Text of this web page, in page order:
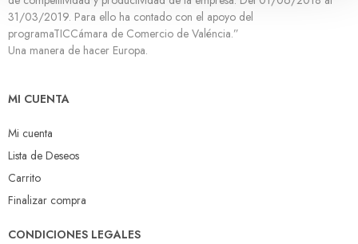
t
o
31/03/2019. Para ello ha contado con el apoyo del
programaTICCámara de Comercio de Valéncia.”
Una manera de hacer Europa.
MI CUENTA
Mi cuenta
Lista de Deseos
Carrito
Finalizar compra
CONDICIONES LEGALES